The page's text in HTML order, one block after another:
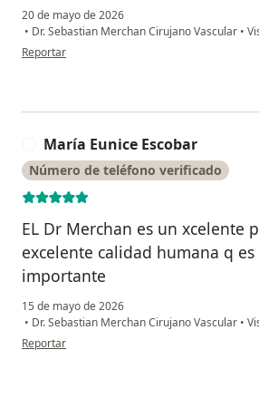
20 de mayo de 2026
• Dr. Sebastian Merchan Cirujano Vascular •
en opinión del usuario Mfr
Reportar
María Eunice Escobar
Número de teléfono verificado
EL Dr Merchan es un xcelente
excelente calidad humana q
importante
15 de mayo de 2026
• Dr. Sebastian Merchan Cirujano Vascular •
en opinión del usuario María Eunice Escobar
Reportar